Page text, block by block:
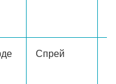
Спрей